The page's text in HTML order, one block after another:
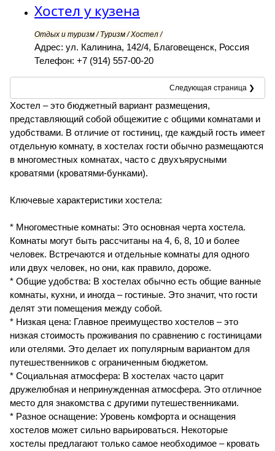
Хостел у кузена
Отдых и туризм / Туризм / Хостел /
Адрес: ул. Калинина, 142/4, Благовещенск, Россия
Телефон: +7 (914) 557-00-20
Следующая страница ❯
Хостел – это бюджетный вариант размещения,
представляющий собой общежитие с общими комнатами и
удобствами. В отличие от гостиниц, где каждый гость имеет
отдельную комнату, в хостелах гости обычно размещаются
в многоместных комнатах, часто с двухъярусными
кроватями (кроватями-бунками).
Ключевые характеристики хостела:
* Многоместные комнаты: Это основная черта хостела.
Комнаты могут быть рассчитаны на 4, 6, 8, 10 и более
человек. Встречаются и отдельные комнаты для одного
или двух человек, но они, как правило, дороже.
* Общие удобства: В хостелах обычно есть общие ванные
комнаты, кухни, и иногда – гостиные. Это значит, что гости
делят эти помещения между собой.
* Низкая цена: Главное преимущество хостелов – это
низкая стоимость проживания по сравнению с гостиницами
или отелями. Это делает их популярным вариантом для
путешественников с ограниченным бюджетом.
* Социальная атмосфера: В хостелах часто царит
дружелюбная и непринужденная атмосфера. Это отличное
место для знакомства с другими путешественниками.
* Разное оснащение: Уровень комфорта и оснащения
хостелов может сильно варьироваться. Некоторые
хостелы предлагают только самое необходимое – кровать